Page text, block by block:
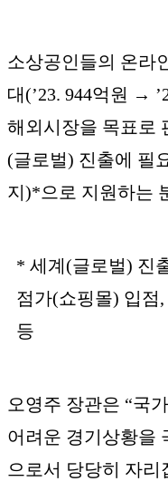
소상공인들의 온라
대(’23. 944억원 →
해외시장을 목표로
(글로벌) 진출에 필
지)*으로 지원하는
* 세계(글로벌) 진
점가(쇼핑몰) 입점
등
오영주 장관은 “국
어려운 경기상황을
으로서 당당히 자